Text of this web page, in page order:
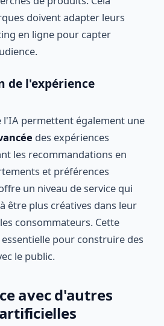
doivent adapter leurs
en ligne pour capter
de l'expérience
l'IA permettent également une
des expériences
les recommandations en
et préférences
un niveau de service qui
être plus créatives dans leur
consommateurs. Cette
pour construire des
le public.
avec d'autres